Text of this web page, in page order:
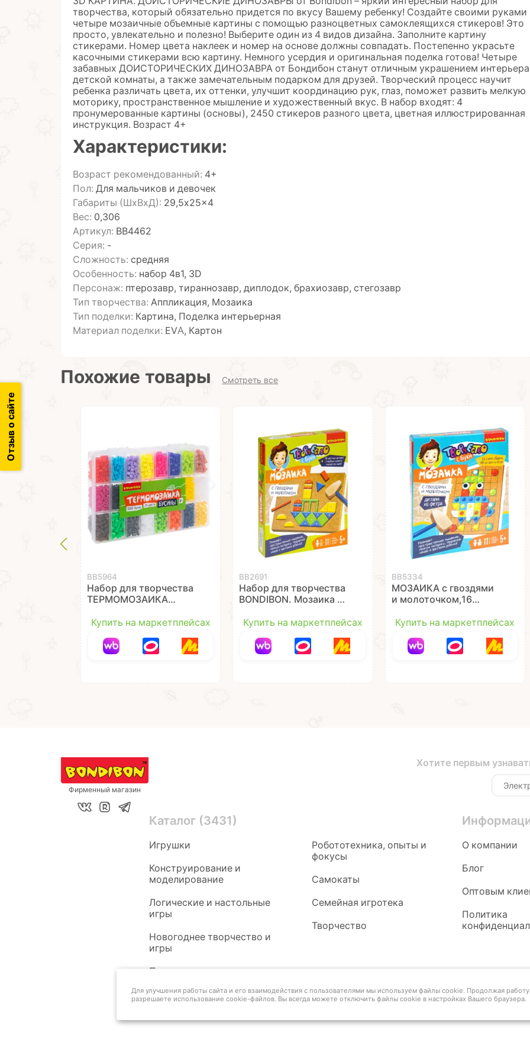
творчества, который обязательно придется по вкусу Вашему ребенку! Создайте своими руками
четыре мозаичные объемные картины с помощью разноцветных самоклеящихся стикеров! Это
просто, увлекательно и полезно! Выберите один из 4 видов дизайна. Заполните картину
стикерами. Номер цвета наклеек и номер на основе должны совпадать. Постепенно украсьте
касочными стикерами всю картину. Немного усердия и оригинальная поделка готова! Четыре
забавных ДОИСТОРИЧЕСКИХ ДИНОЗАВРА от Бондибон станут отличным украшением интерьера
детской комнаты, а также замечательным подарком для друзей. Творческий процесс научит
ребенка различать цвета, их оттенки, улучшит координацию рук, глаз, поможет развить мелкую
моторику, пространственное мышление и художественный вкус. В набор входят: 4
пронумерованные картины (основы), 2450 стикеров разного цвета, цветная иллюстрированная
инструкция. Возраст 4+
Характеристики:
Возраст рекомендованный: 4+
Пол: Для мальчиков и девочек
Габариты (ШхВхД): 29,5x25x4
Вес: 0,306
Артикул: ВВ4462
Серия: -
Сложность: средняя
Особенность: набор 4в1, 3D
Персонаж: птерозавр, тираннозавр, диплодок, брахиозавр, стегозавр
Тип творчества: Аппликация, Мозаика
Тип поделки: Картина, Поделка интерьерная
Материал поделки: EVA, Картон
Похожие товары Смотреть все
ВВ5964
Набор для творчества
ТЕРМОМОЗАИКА
бусин, 24 цвета
Купить на маркетплейсах
ВВ2691
Набор для творчества
BONDIBON. Мозаика с
молоточком 1
Купить на маркетплейсах
ВВ5334
МОЗАИКА с гвоздями
и молоточком,16
Творчество с Буки
Купить на маркетплейсах
Отзыв о сайте
Фирменный магазин
Хотите первым
Каталог (3431)
Игрушки
Конструирование и
моделирование
Логические и настольные
игры
Новогоднее творчество и
игры
Педагогам
Робототехника, опыты и
фокусы
Самокаты
Семейная игротека
Творчество
О компании
Блог
Оптовым
Политика
Для улучшения работы сайта и его взаимодействия с пользователями мы используем файлы cookie. Продолжая
разрешаете использование cookie-файлов. Вы всегда можете отключить файлы cookie в настройках Вашего браузера.